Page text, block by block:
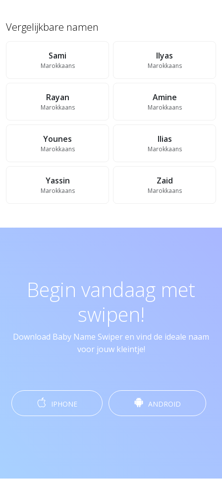
Vergelijkbare namen
Sami
Marokkaans
Ilyas
Marokkaans
Rayan
Marokkaans
Amine
Marokkaans
Younes
Marokkaans
Ilias
Marokkaans
Yassin
Marokkaans
Zaid
Marokkaans
Begin vandaag met
swipen!
Download Baby Name Swiper en vind de ideale naam
voor jouw kleintje!
IPHONE ANDROID